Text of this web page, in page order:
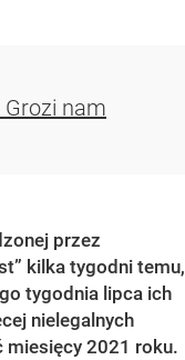
Grozi nam
przez
kilka tygodni temu,
tygodnia lipca ich
nielegalnych
miesięcy 2021 roku.